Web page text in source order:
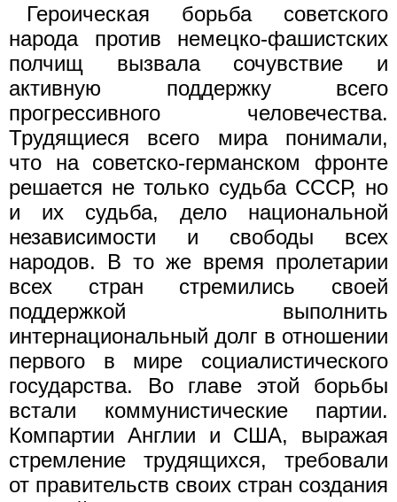
Героическая борьба советского
народа против немецко-фашистских
полчищ вызвала сочувствие и
активную поддержку всего
прогрессивного человечества.
Трудящиеся всего мира понимали,
что на советско-германском фронте
решается не только судьба СССР, но
и их судьба, дело национальной
независимости и свободы всех
народов. В то же время пролетарии
всех стран стремились своей
поддержкой выполнить
интернациональный долг в отношении
первого в мире социалистического
государства. Во главе этой борьбы
встали коммунистические партии.
Компартии Англии и США, выражая
стремление трудящихся, требовали
от правительств своих стран создания